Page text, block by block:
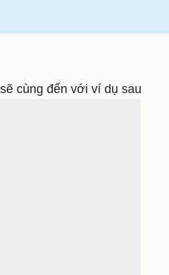
cùng đến với ví dụ sau